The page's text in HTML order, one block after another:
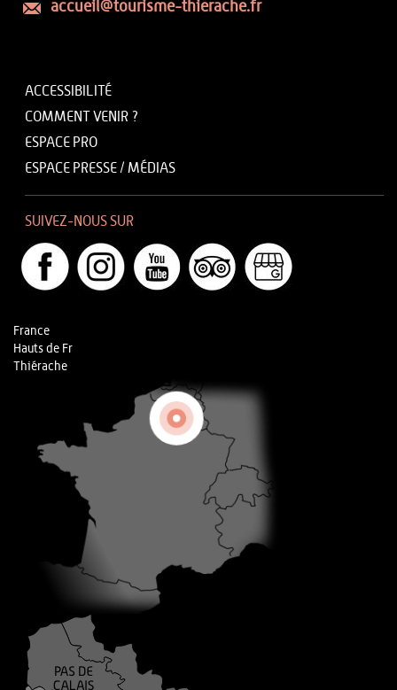
accueil@tourisme-thierache.fr
ACCESSIBILITÉ
COMMENT VENIR ?
ESPACE PRO
ESPACE PRESSE / MÉDIAS
SUIVEZ-NOUS SUR
France
Hauts de Fr
Thiérache